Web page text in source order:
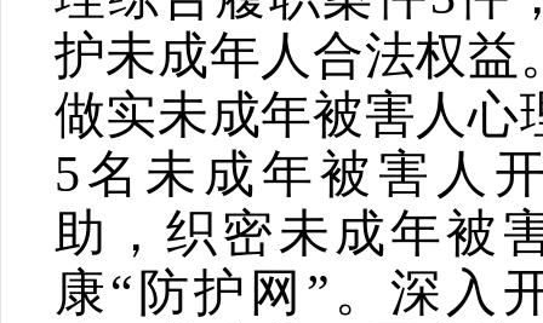
护未成年人合法权益
做实未成年被害人心
5名未成年被害人
助，织密未成年被
康“ 防护网 ” 。深入